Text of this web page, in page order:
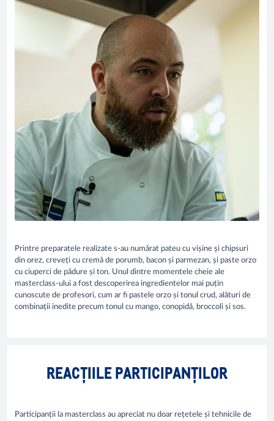
Printre preparatele realizate s-au numărat pateu cu vișine și chipsuri
din orez, creveți cu cremă de porumb, bacon și parmezan, și paste orzo
cu ciuperci de pădure și ton. Unul dintre momentele cheie ale
masterclass-ului a fost descoperirea ingredientelor mai puțin
cunoscute de profesori, cum ar fi pastele orzo și tonul crud, alături de
combinații inedite precum tonul cu mango, conopidă, broccoli și sos.
REACȚIILE PARTICIPANȚILOR
Participanții la masterclass au apreciat nu doar rețetele și tehnicile de